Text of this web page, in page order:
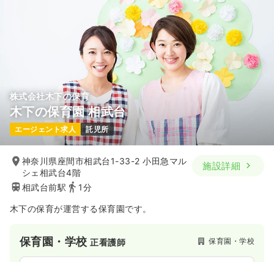
株式会社木下の保育
木下の保育園 相武台
エージェント求人 託児所
神奈川県座間市相武台1-33-2 小田急マル
シェ相武台4階
相武台前駅
1分
施設詳細
木下の保育が運営する保育園です。
保育園・学校正看護師 保育園・学校